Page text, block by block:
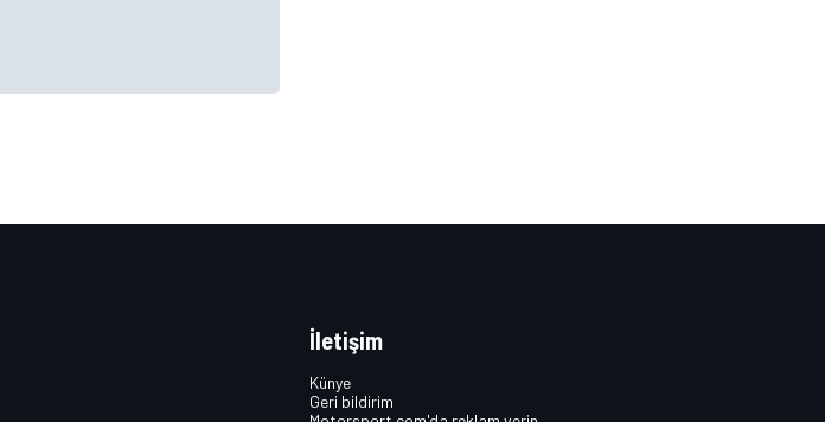
İletişim
Künye
Geri bildirim